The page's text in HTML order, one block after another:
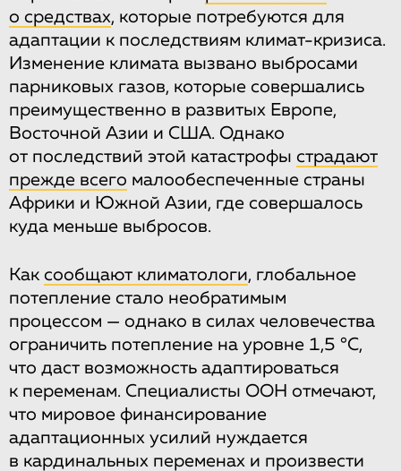
о средствах, которые потребуются для
адаптации к последствиям климат-кризиса.
Изменение климата вызвано выбросами
парниковых газов, которые совершались
преимущественно в развитых Европе,
Восточной Азии и США. Однако
от последствий этой катастрофы страдают
прежде всего малообеспеченные страны
Африки и Южной Азии, где совершалось
куда меньше выбросов.
Как сообщают климатологи, глобальное
потепление стало необратимым
процессом — однако в силах человечества
ограничить потепление на уровне 1,5 °С,
что даст возможность адаптироваться
к переменам. Специалисты ООН отмечают,
что мировое финансирование
адаптационных усилий нуждается
в кардинальных переменах и произвести